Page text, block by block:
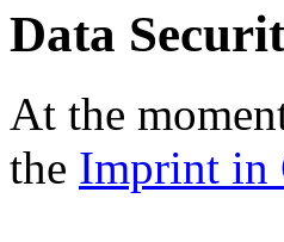
Data
At the
the Imprint in